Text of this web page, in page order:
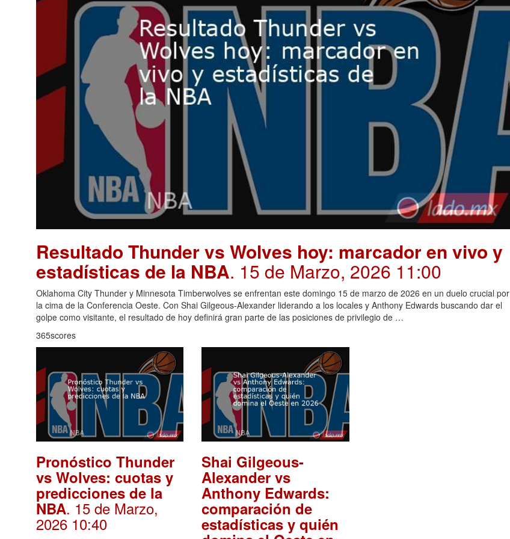
Resultado Thunder vs Wolves hoy: marcador en vivo y
estadísticas de la NBA. 15 de Marzo, 2026 11:00
Oklahoma City Thunder y Minnesota Timberwolves se enfrentan este domingo 15 de marzo de 2026 en un duelo crucial por
la cima de la Conferencia Oeste. Con Shai Gilgeous-Alexander liderando a los locales y Anthony Edwards buscando dar el
golpe como visitante, el resultado de hoy definirá gran parte de las posiciones de privilegio de …
365scores
Pronóstico Thunder
vs Wolves: cuotas y
predicciones de la
NBA. 15 de Marzo,
2026 10:40
Shai Gilgeous-
Alexander vs
Anthony Edwards:
comparación de
estadísticas y quién